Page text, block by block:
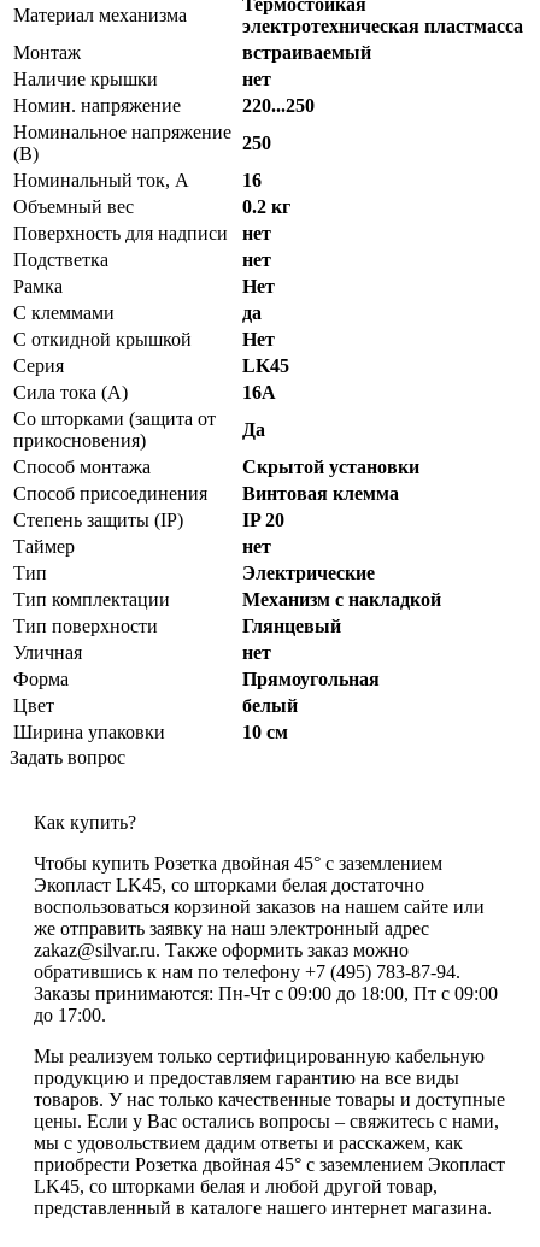
Материал механизма
электротехническая пластмасса
Монтаж
встраиваемый
Наличие крышки
нет
Номин. напряжение
220...250
Номинальное напряжение
(В)
250
Номинальный ток, А
16
Объемный вес
0.2 кг
Поверхность для надписи
нет
Подстветка
нет
Рамка
Нет
С клеммами
да
С откидной крышкой
Нет
Серия
LK45
Сила тока (A)
16А
Со шторками (защита от
прикосновения)
Да
Способ монтажа
Скрытой установки
Способ присоединения
Винтовая клемма
Степень защиты (IP)
IP 20
Таймер
нет
Тип
Электрические
Тип комплектации
Механизм с накладкой
Тип поверхности
Глянцевый
Уличная
нет
Форма
Прямоугольная
Цвет
белый
Ширина упаковки
10 см
Задать вопрос
Как купить?
Чтобы купить Розетка двойная 45° с заземлением
Экопласт LK45, со шторками белая достаточно
воспользоваться корзиной заказов на нашем сайте или
же отправить заявку на наш электронный адрес
zakaz@silvar.ru. Также оформить заказ можно
обратившись к нам по телефону +7 (495) 783-87-94.
Заказы принимаются: Пн-Чт с 09:00 до 18:00, Пт с 09:00
до 17:00.
Мы реализуем только сертифицированную кабельную
продукцию и предоставляем гарантию на все виды
товаров. У нас только качественные товары и доступные
цены. Если у Вас остались вопросы – свяжитесь с нами,
мы с удовольствием дадим ответы и расскажем, как
приобрести Розетка двойная 45° с заземлением Экопласт
LK45, со шторками белая и любой другой товар,
представленный в каталоге нашего интернет магазина.